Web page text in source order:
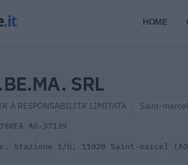
HOME
SRL
A RESPONSABILITA' LIMITATA Saint-
REA AO-37139
Stazione 1/b, 11020 Saint-marcel